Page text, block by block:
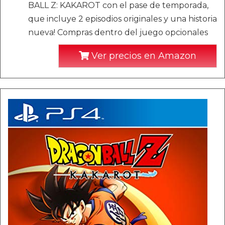
BALL Z: KAKAROT con el pase de temporada,
que incluye 2 episodios originales y una historia
nueva! Compras dentro del juego opcionales
Ver precios en Amazon